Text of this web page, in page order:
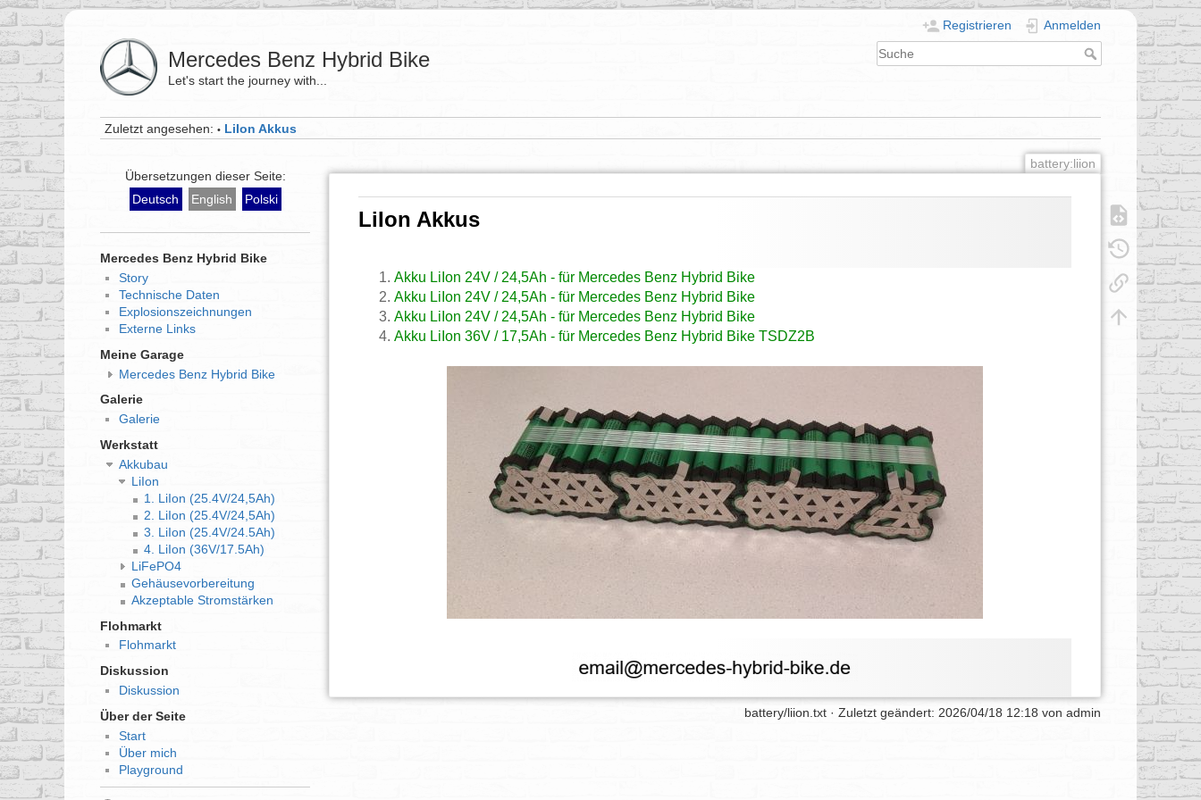
Mercedes Benz Hybrid Bike
Let's start the journey with...
Registrieren Anmelden
Zuletzt angesehen: • LiIon Akkus
Übersetzungen dieser Seite:
Deutsch
English Polski
Mercedes Benz Hybrid Bike
Story
Technische Daten
Explosionszeichnungen
Externe Links
Meine Garage
Mercedes Benz Hybrid Bike
Galerie
Galerie
Werkstatt
Akkubau
LiIon
1. LiIon (25.4V/24,5Ah)
2. LiIon (25.4V/24,5Ah)
3. LiIon (25.4V/24.5Ah)
4. LiIon (36V/17.5Ah)
LiFePO4
Gehäusevorbereitung
Akzeptable Stromstärken
Flohmarkt
Flohmarkt
Diskussion
Diskussion
Über der Seite
Start
Über mich
Playground
battery:liion
LiIon Akkus
Akku LiIon 24V / 24,5Ah - für Mercedes Benz Hybrid Bike
Akku LiIon 24V / 24,5Ah - für Mercedes Benz Hybrid Bike
Akku LiIon 24V / 24,5Ah - für Mercedes Benz Hybrid Bike
Akku LiIon 36V / 17,5Ah - für Mercedes Benz Hybrid Bike TSDZ2B
battery/liion.txt · Zuletzt geändert: 2026/04/18 12:18 von admin